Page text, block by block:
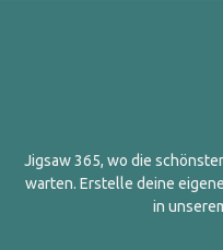
Jigsaw 365, wo die
warten. Erstelle deine
in